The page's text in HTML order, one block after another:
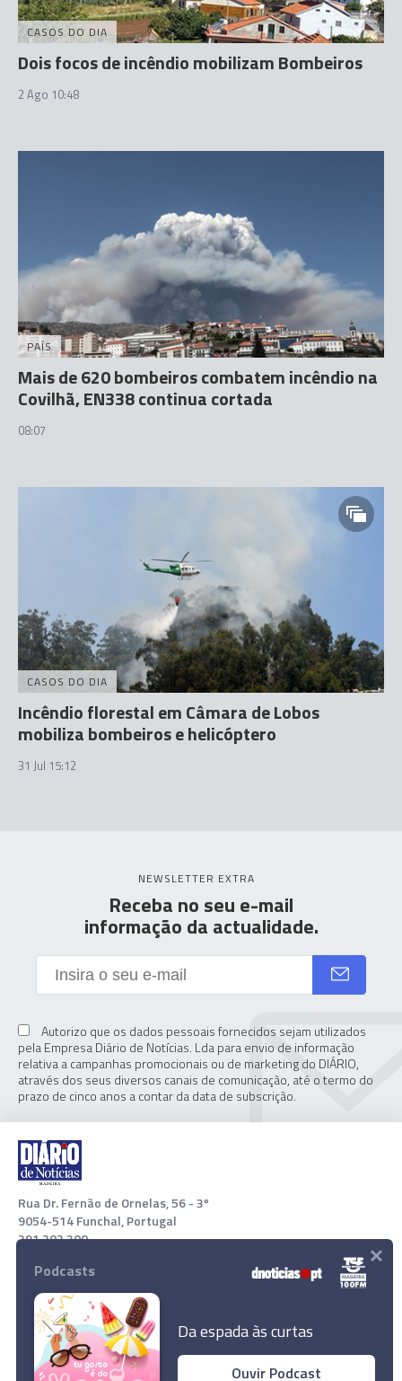
CASOS DO DIA
Dois focos de incêndio mobilizam Bombeiros
2 Ago 10:48
PAÍS
Mais de 620 bombeiros combatem incêndio na
Covilhã, EN338 continua cortada
08:07
CASOS DO DIA
Incêndio florestal em Câmara de Lobos
mobiliza bombeiros e helicóptero
31 Jul 15:12
NEWSLETTER EXTRA
Receba no seu e-mail
informação da actualidade.
Autorizo que os dados pessoais fornecidos sejam utilizados
pela Empresa Diário de Notícias. Lda para envio de informação
relativa a campanhas promocionais ou de marketing do DIÁRIO,
através dos seus diversos canais de comunicação, até o termo do
prazo de cinco anos a contar da data de subscrição.
Rua Dr. Fernão de Ornelas, 56 - 3º
9054-514 Funchal, Portugal
291 202 300
Download App
Podcasts
Da espada às curtas
Ouvir Podcast
×